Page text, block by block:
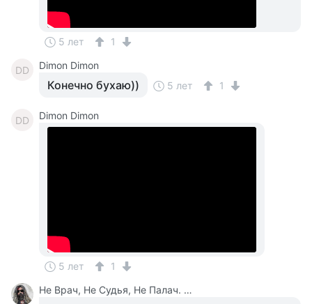
5 лет 1
DD Dimon Dimon
Конечно бухаю)) 5 лет 1
DD Dimon Dimon
5 лет
1
Не Врач, Не Судья, Не Палач. Веселюсь И Дурачусь